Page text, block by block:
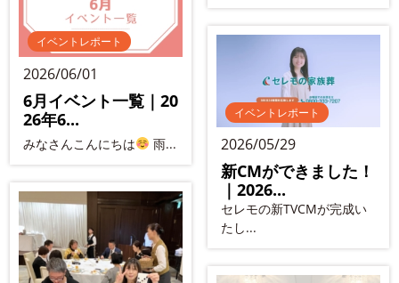
イベントレポート
2026/06/01
6月イベント一覧｜20
26年6...
みなさんこんにちは 雨...
イベントレポート
2026/05/29
新CMができました！
｜2026...
セレモの新TVCMが完成い
たし...